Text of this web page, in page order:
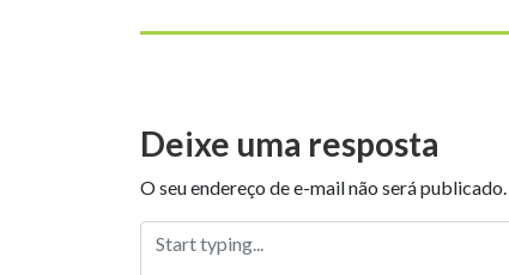
Deixe uma resposta
O seu endereço de e-mail não será publicado.